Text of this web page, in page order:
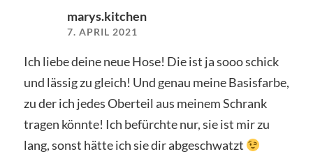
marys.kitchen
7. APRIL 2021
Ich liebe deine neue Hose! Die ist ja sooo schick
und lässig zu gleich! Und genau meine Basisfarbe,
zu der ich jedes Oberteil aus meinem Schrank
tragen könnte! Ich befürchte nur, sie ist mir zu
lang, sonst hätte ich sie dir abgeschwatzt